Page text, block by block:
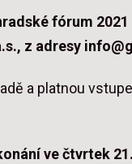
fórum
z adresy
a platnou
ve čtvrtek